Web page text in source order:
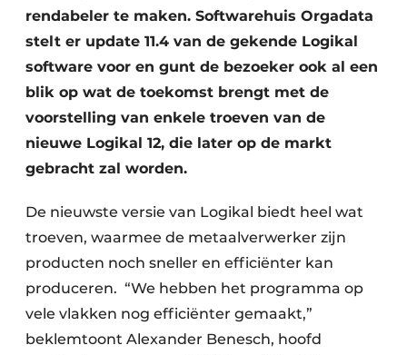
rendabeler te maken. Softwarehuis Orgadata
stelt er update 11.4 van de gekende Logikal
software voor en gunt de bezoeker ook al een
blik op wat de toekomst brengt met de
voorstelling van enkele troeven van de
nieuwe Logikal 12, die later op de markt
gebracht zal worden.
De nieuwste versie van Logikal biedt heel wat
troeven, waarmee de metaalverwerker zijn
producten noch sneller en efficiënter kan
produceren. “We hebben het programma op
vele vlakken nog efficiënter gemaakt,”
beklemtoont Alexander Benesch, hoofd